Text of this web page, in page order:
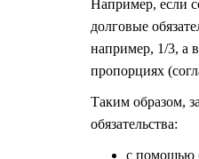
Например, если
долговые
например, 1/3, а
пропорциях
Таким образом,
обязательства:
с помощью